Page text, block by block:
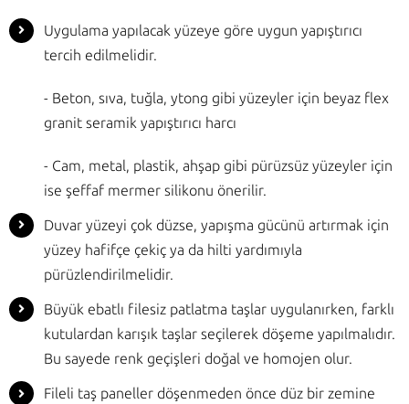
Uygulama yapılacak yüzeye göre uygun yapıştırıcı
tercih edilmelidir.
- Beton, sıva, tuğla, ytong gibi yüzeyler için beyaz flex
granit seramik yapıştırıcı harcı
- Cam, metal, plastik, ahşap gibi pürüzsüz yüzeyler için
ise şeffaf mermer silikonu önerilir.
Duvar yüzeyi çok düzse, yapışma gücünü artırmak için
yüzey hafifçe çekiç ya da hilti yardımıyla
pürüzlendirilmelidir.
Büyük ebatlı filesiz patlatma taşlar uygulanırken, farklı
kutulardan karışık taşlar seçilerek döşeme yapılmalıdır.
Bu sayede renk geçişleri doğal ve homojen olur.
Fileli taş paneller döşenmeden önce düz bir zemine